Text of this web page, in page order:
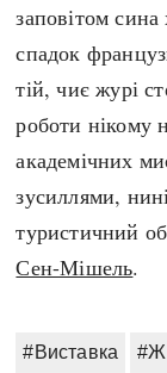
заповітом
спадок
тій, чиє журі
роботи нікому
академічних
зусиллями,
туристичний
Сен-Мішель.
#Виставка